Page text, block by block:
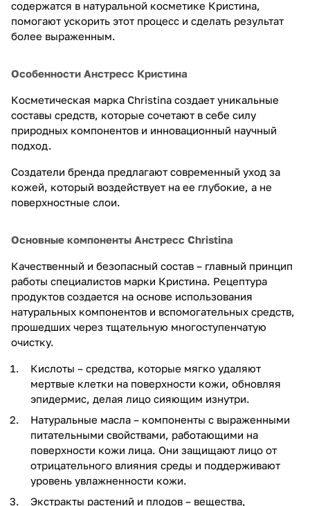
содержатся в натуральной косметике Кристина,
помогают ускорить этот процесс и сделать результат
более выраженным.
Особенности Анстресс Кристина
Косметическая марка Christina создает уникальные
составы средств, которые сочетают в себе силу
природных компонентов и инновационный научный
подход.
Создатели бренда предлагают современный уход за
кожей, который воздействует на ее глубокие, а не
поверхностные слои.
Основные компоненты Анстресс Christina
Качественный и безопасный состав – главный принцип
работы специалистов марки Кристина. Рецептура
продуктов создается на основе использования
натуральных компонентов и вспомогательных средств,
прошедших через тщательную многоступенчатую
очистку.
Кислоты – средства, которые мягко удаляют
мертвые клетки на поверхности кожи, обновляя
эпидермис, делая лицо сияющим изнутри.
Натуральные масла – компоненты с выраженными
питательными свойствами, работающими на
поверхности кожи лица. Они защищают лицо от
отрицательного влияния среды и поддерживают
уровень увлажненности кожи.
Экстракты растений и плодов – вещества,